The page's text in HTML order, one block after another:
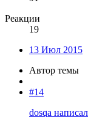
Реакции
19
13 Июл 2015
Автор темы
#14
dosqa